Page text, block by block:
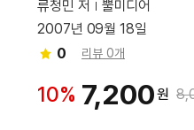
류청민 저
뿔미디어
2007년 09월 18일
0
리뷰 0개
10% 7,200원